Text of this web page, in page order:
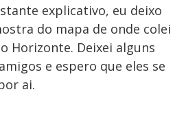
explicativo, eu deixo
do mapa de onde colei
Horizonte. Deixei alguns
e espero que eles se
ai.